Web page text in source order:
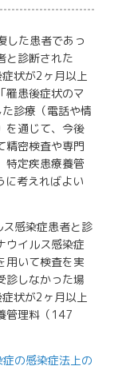
た患者であっ
と診断された
状が2ヶ月以上
罹患後症状のマ
診療（電話や情
を通じて、今後
精密検査や専門
特定疾患療養管
考えればよい
感染症患者と診
ウイルス感染症
用いて検査を実
診しなかった場
状が2ヶ月以上
管理料（147
の感染症法上の